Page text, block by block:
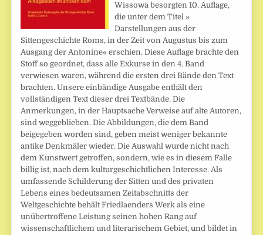
Wissowa besorgten 10. Auflage,
die unter dem Titel »
Darstellungen aus der
Sittengeschichte Roms, in der Zeit von Augustus bis zum
Ausgang der Antonine« erschien. Diese Auflage brachte den
Stoff so geordnet, dass alle Exkurse in den 4. Band
verwiesen waren, während die ersten drei Bände den Text
brachten. Unsere einbändige Ausgabe enthält den
vollständigen Text dieser drei Textbände. Die
Anmerkungen, in der Hauptsache Verweise auf alte Autoren,
sind weggeblieben. Die Abbildungen, die dem Band
beigegeben worden sind, geben meist weniger bekannte
antike Denkmäler wieder. Die Auswahl wurde nicht nach
dem Kunstwert getroffen, sondern, wie es in diesem Falle
billig ist, nach dem kulturgeschichtlichen Interesse. Als
umfassende Schilderung der Sitten und des privaten
Lebens eines bedeutsamen Zeitabschnitts der
Weltgeschichte behält Friedlaenders Werk als eine
unübertroffene Leistung seinen hohen Rang auf
wissenschaftlichem und literarischem Gebiet, und bildet in